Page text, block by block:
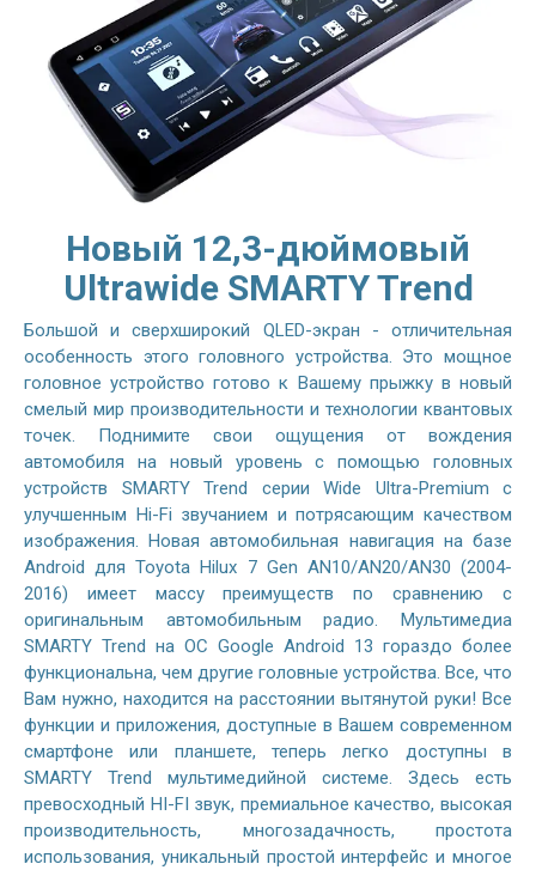
Новый 12,3-дюймовый
Ultrawide SMARTY Trend
Большой и сверхширокий QLED-экран - отличительная
особенность этого головного устройства. Это мощное
головное устройство готово к Вашему прыжку в новый
смелый мир производительности и технологии квантовых
точек. Поднимите свои ощущения от вождения
автомобиля на новый уровень с помощью головных
устройств SMARTY Trend серии Wide Ultra-Premium с
улучшенным Hi-Fi звучанием и потрясающим качеством
изображения. Новая автомобильная навигация на базе
Android для Toyota Hilux 7 Gen AN10/AN20/AN30 (2004-
2016) имеет массу преимуществ по сравнению с
оригинальным автомобильным радио. Мультимедиа
SMARTY Trend на ОС Google Android 13 гораздо более
функциональна, чем другие головные устройства. Все, что
Вам нужно, находится на расстоянии вытянутой руки! Все
функции и приложения, доступные в Вашем современном
смартфоне или планшете, теперь легко доступны в
SMARTY Trend мультимедийной системе. Здесь есть
превосходный HI-FI звук, премиальное качество, высокая
производительность, многозадачность, простота
использования, уникальный простой интерфейс и многое